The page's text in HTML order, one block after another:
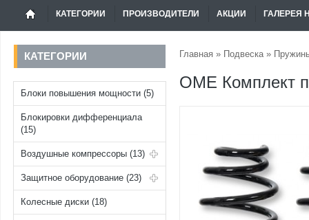
КАТЕГОРИИ ПРОИЗВОДИТЕЛИ АКЦИИ ГАЛЕРЕЯ
КАТЕГОРИИ
Блоки повышения мощности (5)
Блокировки дифференциала
(15)
Воздушные компрессоры (13)
Защитное оборудование (23)
Колесные диски (18)
Главная » Подвеска»
OME Комплект